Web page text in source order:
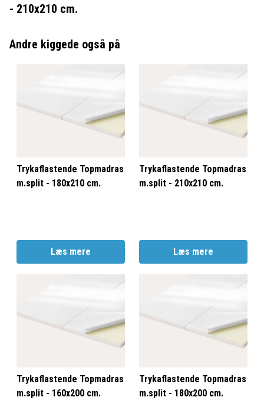
- 210x210 cm.
Andre kiggede også på
Trykaflastende Topmadras
m.split - 180x210 cm.
Læs mere
Trykaflastende Topmadras
m.split - 210x210 cm.
Læs mere
Trykaflastende Topmadras
m.split - 160x200 cm.
Trykaflastende Topmadras
m.split - 180x200 cm.